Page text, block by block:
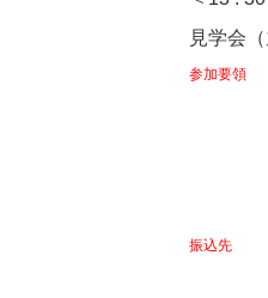
見学会
参加要領
振込先